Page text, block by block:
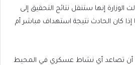
الوزارة إنها ستنقل نتائج التحقيق إلى
كان الحادث نتيجة استهداف مباشر أم
أن تصاعد أي نشاط عسكري في المحيط